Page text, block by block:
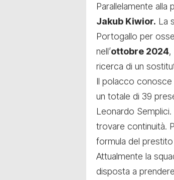
Parallelamente alla
Jakub Kiwior. La
Portogallo per
nell’ottobre 2024,
ricerca di un
Il polacco conosce
un totale di 39
Leonardo Semplici.
trovare continuità.
formula del
Attualmente la
disposta a